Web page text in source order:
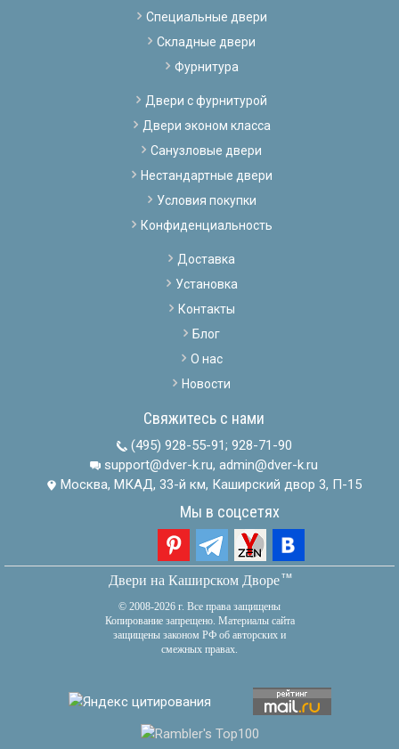
Специальные двери
Складные двери
Фурнитура
Двери с фурнитурой
Двери эконом класса
Санузловые двери
Нестандартные двери
Условия покупки
Конфиденциальность
Доставка
Установка
Контакты
Блог
О нас
Новости
Свяжитесь с нами
(495) 928-55-91; 928-71-90
support@dver-k.ru, admin@dver-k.ru
Москва, МКАД, 33-й км, Каширский двор 3, П-15
Мы в соцсетях
Двери на Каширском Дворетм
© 2008-2026 г. Все права защищены
Копирование запрещено. Материалы сайта
защищены законом РФ об авторских и
смежных правах.